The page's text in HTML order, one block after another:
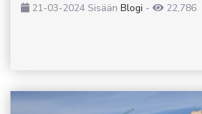
21-03-2024 Sisään Blogi - 22,786